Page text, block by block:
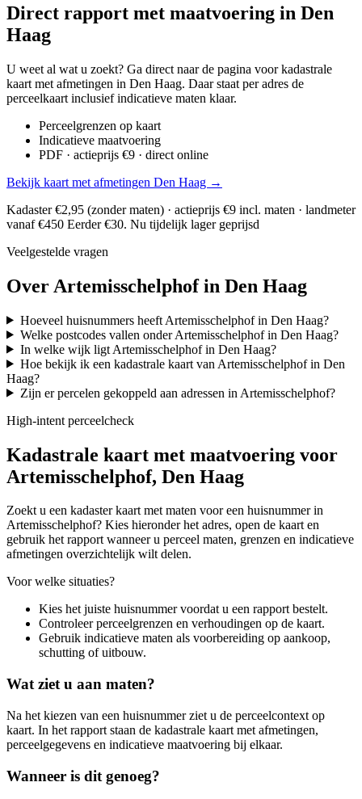
Direct rapport met maatvoering in Den
Haag
U weet al wat u zoekt? Ga direct naar de pagina voor kadastrale
kaart met afmetingen in Den Haag. Daar staat per adres de
perceelkaart inclusief indicatieve maten klaar.
Perceelgrenzen op kaart
Indicatieve maatvoering
PDF · actieprijs €9 · direct online
Bekijk kaart met afmetingen Den Haag →
Kadaster €2,95 (zonder maten) · actieprijs €9 incl. maten · landmeter
vanaf €450 Eerder €30. Nu tijdelijk lager geprijsd
Veelgestelde vragen
Over Artemisschelphof in Den Haag
Hoeveel huisnummers heeft Artemisschelphof in Den Haag?
Welke postcodes vallen onder Artemisschelphof in Den Haag?
In welke wijk ligt Artemisschelphof in Den Haag?
Hoe bekijk ik een kadastrale kaart van Artemisschelphof in Den
Haag?
Zijn er percelen gekoppeld aan adressen in Artemisschelphof?
High-intent perceelcheck
Kadastrale kaart met maatvoering voor
Artemisschelphof, Den Haag
Zoekt u een kadaster kaart met maten voor een huisnummer in
Artemisschelphof? Kies hieronder het adres, open de kaart en
gebruik het rapport wanneer u perceel maten, grenzen en indicatieve
afmetingen overzichtelijk wilt delen.
Voor welke situaties?
Kies het juiste huisnummer voordat u een rapport bestelt.
Controleer perceelgrenzen en verhoudingen op de kaart.
Gebruik indicatieve maten als voorbereiding op aankoop,
schutting of uitbouw.
Wat ziet u aan maten?
Na het kiezen van een huisnummer ziet u de perceelcontext op
kaart. In het rapport staan de kadastrale kaart met afmetingen,
perceelgegevens en indicatieve maatvoering bij elkaar.
Wanneer is dit genoeg?